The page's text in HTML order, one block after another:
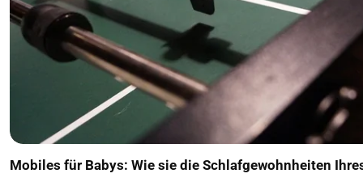
Mobiles für Babys: Wie sie die Schlafgewohnheiten